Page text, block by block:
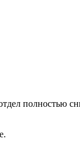
полностью